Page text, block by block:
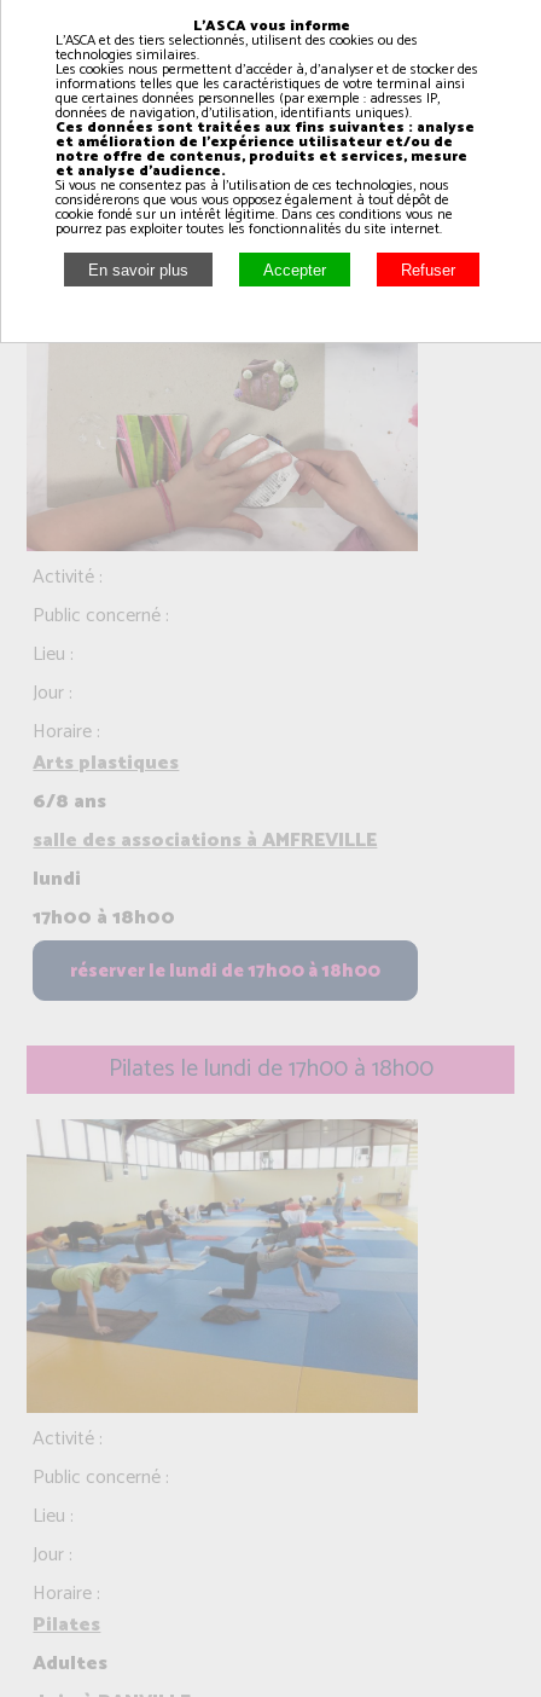
16h00 à 17h00
Arts plastiques le lundi de 17h00 à 18h00
Activité :
Public concerné :
Lieu :
Jour :
Horaire :
Arts plastiques
6/8 ans
salle des associations à AMFREVILLE
lundi
17h00 à 18h00
Pilates le lundi de 17h00 à 18h00
Activité :
Public concerné :
Lieu :
Jour :
Horaire :
Pilates
Adultes
L'ASCA vous informe
L'ASCA et des tiers selectionnés, utilisent des cookies ou des
technologies similaires.
Les cookies nous permettent d'accéder à, d'analyser et de stocker des
informations telles que les caractéristiques de votre terminal ainsi
que certaines données personnelles (par exemple : adresses IP,
données de navigation, d'utilisation, identifiants uniques).
Ces données sont traitées aux fins suivantes : analyse
et amélioration de l'expérience utilisateur et/ou de
notre offre de contenus, produits et services, mesure
et analyse d'audience.
Si vous ne consentez pas à l'utilisation de ces technologies, nous
considérerons que vous vous opposez également à tout dépôt de
cookie fondé sur un intérêt légitime. Dans ces conditions vous ne
pourrez pas exploiter toutes les fonctionnalités du site internet.